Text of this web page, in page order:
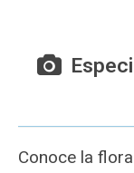
Conoce la